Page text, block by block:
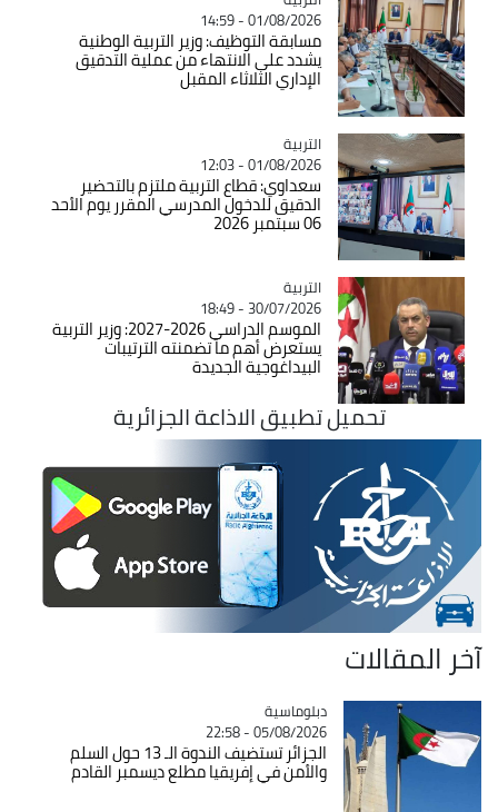
01/08/2026 - 14:59
مسابقة التوظيف: وزير التربية الوطنية
يشدد على الانتهاء من عملية التدقيق
الإداري الثلاثاء المقبل
Catégorie
التربية
01/08/2026 - 12:03
سعداوي: قطاع التربية ملتزم بالتحضير
الدقيق للدخول المدرسي المقرر يوم الأحد
06 سبتمبر 2026
Catégorie
التربية
30/07/2026 - 18:49
الموسم الدراسي 2026-2027: وزير التربية
يستعرض أهم ما تضمنته الترتيبات
البيداغوجية الجديدة
تحميل تطبيق الاذاعة الجزائرية
آخر المقالات
Catégorie
دبلوماسية
05/08/2026 - 22:58
الجزائر تستضيف الندوة الـ 13 حول السلم
والأمن في إفريقيا مطلع ديسمبر القادم